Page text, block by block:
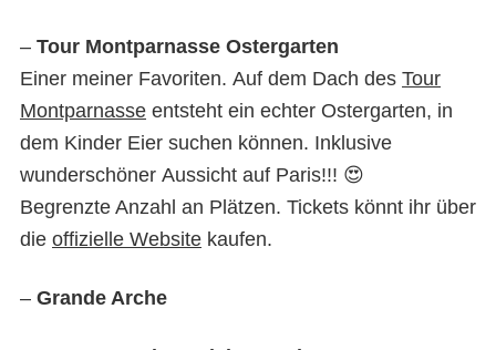
– Tour Montparnasse Ostergarten
Einer meiner Favoriten. Auf dem Dach des Tour
Montparnasse entsteht ein echter Ostergarten, in
dem Kinder Eier suchen können. Inklusive
wunderschöner Aussicht auf Paris!!! 😍
Begrenzte Anzahl an Plätzen. Tickets könnt ihr über
die offizielle Website kaufen.
– Grande Arche